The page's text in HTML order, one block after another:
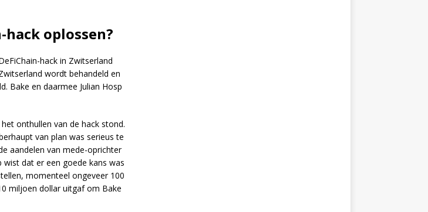
hack oplossen?
hack in Zwitserland
wordt behandeld en
Bake en daarmee Julian Hosp
onthullen van de hack stond.
van plan was serieus te
aandelen van mede-oprichter
wist dat er een goede kans was
momenteel ongeveer 100
miljoen dollar uitgaf om Bake